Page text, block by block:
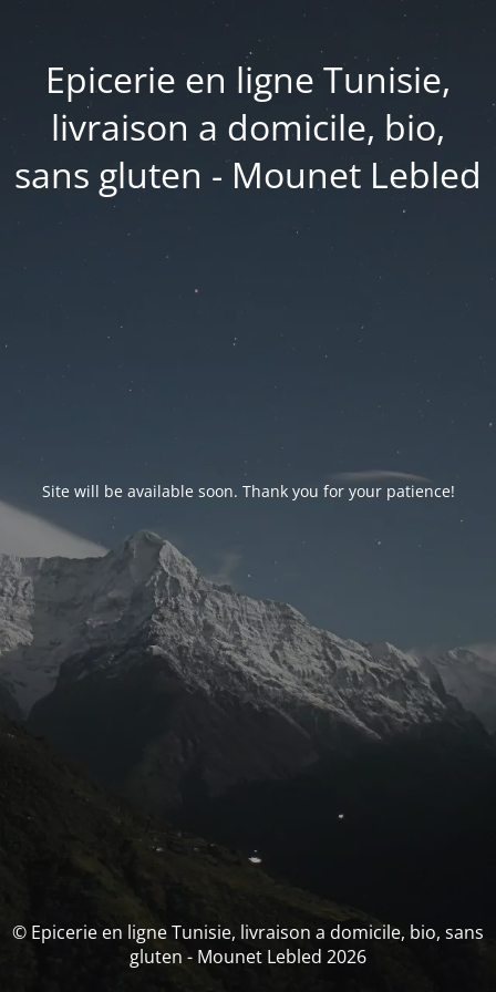
Epicerie en ligne Tunisie,
livraison a domicile, bio,
sans gluten - Mounet Lebled
Site will be available soon. Thank you for your patience!
© Epicerie en ligne Tunisie, livraison a domicile, bio, sans
gluten - Mounet Lebled 2026